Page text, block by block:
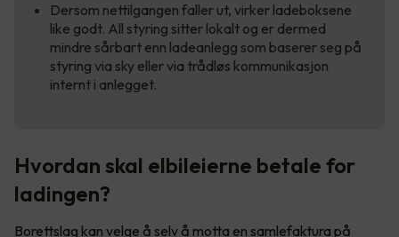
Dersom nettilgangen faller ut, virker ladeboksene
like godt. All styring sitter lokalt og er dermed
mindre sårbart enn ladeanlegg som baserer seg på
styring via sky eller via trådløs kommunikasjon
internt i anlegget.
Hvordan skal elbileierne betale for
ladingen?
Borettslag kan velge å selv å motta en samlefaktura på